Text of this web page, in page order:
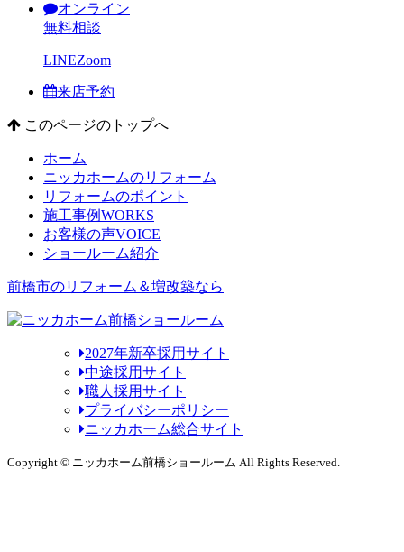
オンライン
無料相談
LINEZoom
来店予約
このページのトップへ
ホーム
ニッカホームのリフォーム
リフォームのポイント
施工事例WORKS
お客様の声VOICE
ショールーム紹介
前橋市のリフォーム＆増改築なら
2027年新卒採用サイト
中途採用サイト
職人採用サイト
プライバシーポリシー
ニッカホーム総合サイト
Copyright © ニッカホーム前橋ショールーム All Rights Reserved.